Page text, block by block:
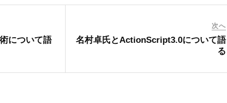
について語
次へ
名村卓氏とActionScript3.0について語
る